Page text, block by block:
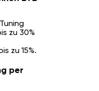
zu 30%
zu 15%.
per